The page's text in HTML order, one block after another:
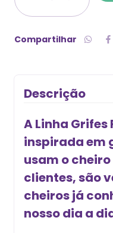
Compartilhar
Descrição
A Linha Grifes
inspirada em
usam o
clientes, são
cheiros já
nosso dia a